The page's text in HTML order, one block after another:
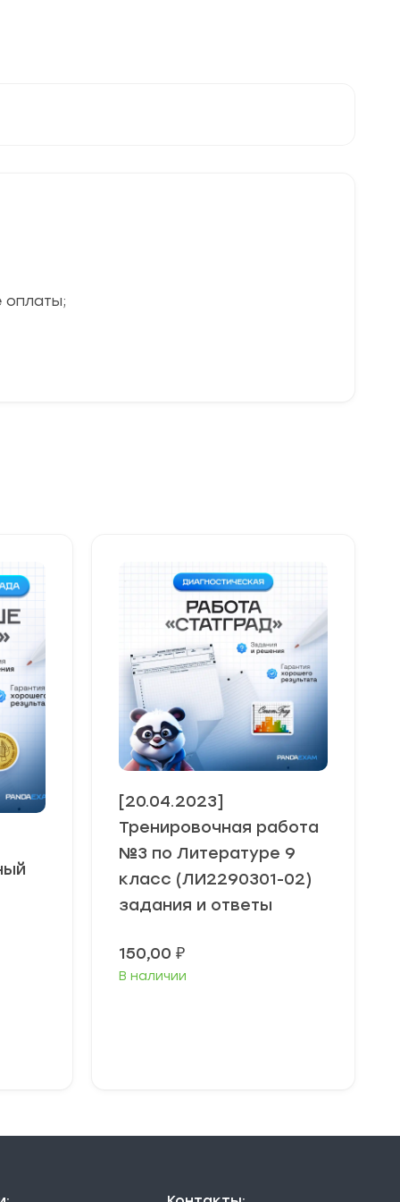
оплаты;
[20.04.2023]
Тренировочная работа
№3 по Литературе 9
класс (ЛИ2290301-02)
задания и ответы
150,00 ₽
В наличии